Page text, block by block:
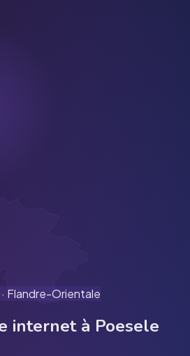
· Flandre-Orientale
internet à Poesele